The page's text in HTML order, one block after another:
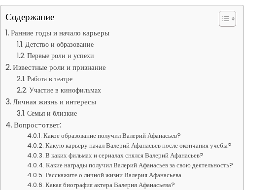
Содержание
Ранние годы и начало карьеры
Детство и образование
Первые роли и успехи
Известные роли и признание
Работа в театре
Участие в кинофильмах
Личная жизнь и интересы
Семья и близкие
Вопрос-ответ:
Какое образование получил Валерий Афанасьев?
Какую карьеру начал Валерий Афанасьев после окончания учебы?
В каких фильмах и сериалах снялся Валерий Афанасьев?
Какие награды получил Валерий Афанасьев за свою деятельность?
Расскажите о личной жизни Валерия Афанасьева.
Какая биография актера Валерия Афанасьева?